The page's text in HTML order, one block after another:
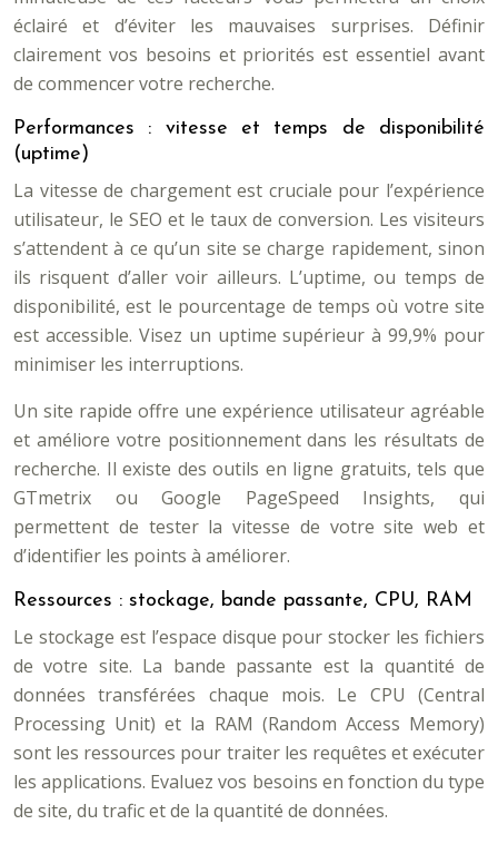
éclairé et d’éviter les mauvaises surprises. Définir
clairement vos besoins et priorités est essentiel avant
de commencer votre recherche.
Performances : vitesse et temps de disponibilité
(uptime)
La vitesse de chargement est cruciale pour l’expérience
utilisateur, le SEO et le taux de conversion. Les visiteurs
s’attendent à ce qu’un site se charge rapidement, sinon
ils risquent d’aller voir ailleurs. L’uptime, ou temps de
disponibilité, est le pourcentage de temps où votre site
est accessible. Visez un uptime supérieur à 99,9% pour
minimiser les interruptions.
Un site rapide offre une expérience utilisateur agréable
et améliore votre positionnement dans les résultats de
recherche. Il existe des outils en ligne gratuits, tels que
GTmetrix ou Google PageSpeed Insights, qui
permettent de tester la vitesse de votre site web et
d’identifier les points à améliorer.
Ressources : stockage, bande passante, CPU, RAM
Le stockage est l’espace disque pour stocker les fichiers
de votre site. La bande passante est la quantité de
données transférées chaque mois. Le CPU (Central
Processing Unit) et la RAM (Random Access Memory)
sont les ressources pour traiter les requêtes et exécuter
les applications. Evaluez vos besoins en fonction du type
de site, du trafic et de la quantité de données.